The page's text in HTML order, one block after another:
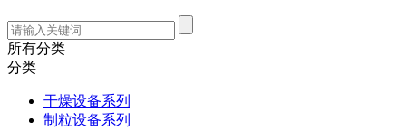
所有分类
分类
干燥设备系列
制粒设备系列